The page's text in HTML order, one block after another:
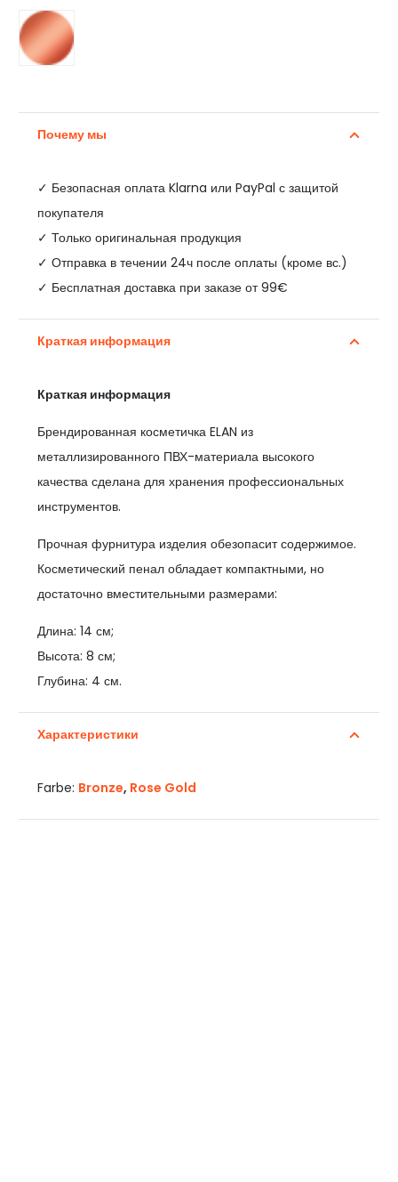
Почему мы
✓ Безопасная оплата Klarna или PayPal с защитой
покупателя
✓ Только оригинальная продукция
✓ Отправка в течении 24ч после оплаты (кроме вс.)
✓ Бесплатная доставка при заказе от 99€
Краткая информация
Краткая информация
Брендированная косметичка ELAN из
металлизированного ПВХ-материала высокого
качества сделана для хранения профессиональных
инструментов.
Прочная фурнитура изделия обезопасит содержимое.
Косметический пенал обладает компактными, но
достаточно вместительными размерами:
Длина: 14 см;
Высота: 8 см;
Глубина: 4 см.
Характеристики
Farbe: Bronze, Rose Gold